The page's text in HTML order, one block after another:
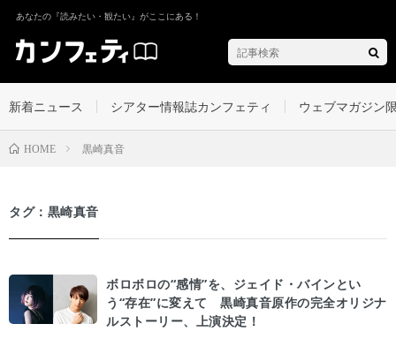
あなたの『読みたい・観たい』がここにある！
新着ニュース シアター情報誌カンフェティ ウェブマガジン
HOME 黒崎真音
タグ：黒崎真音
ボロボロの“感情”を、ジェイド・バインとい
う“存在”に変えて 黒崎真音原作の完全オリジナ
ルストーリー、上演決定！